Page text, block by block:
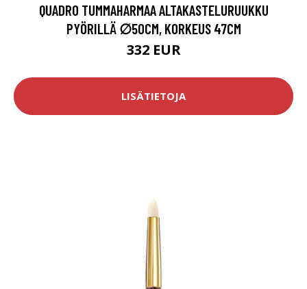
QUADRO TUMMAHARMAA ALTAKASTELURUUKKU
PYÖRILLÄ ∅50CM, KORKEUS 47CM
332 EUR
LISÄTIETOJA